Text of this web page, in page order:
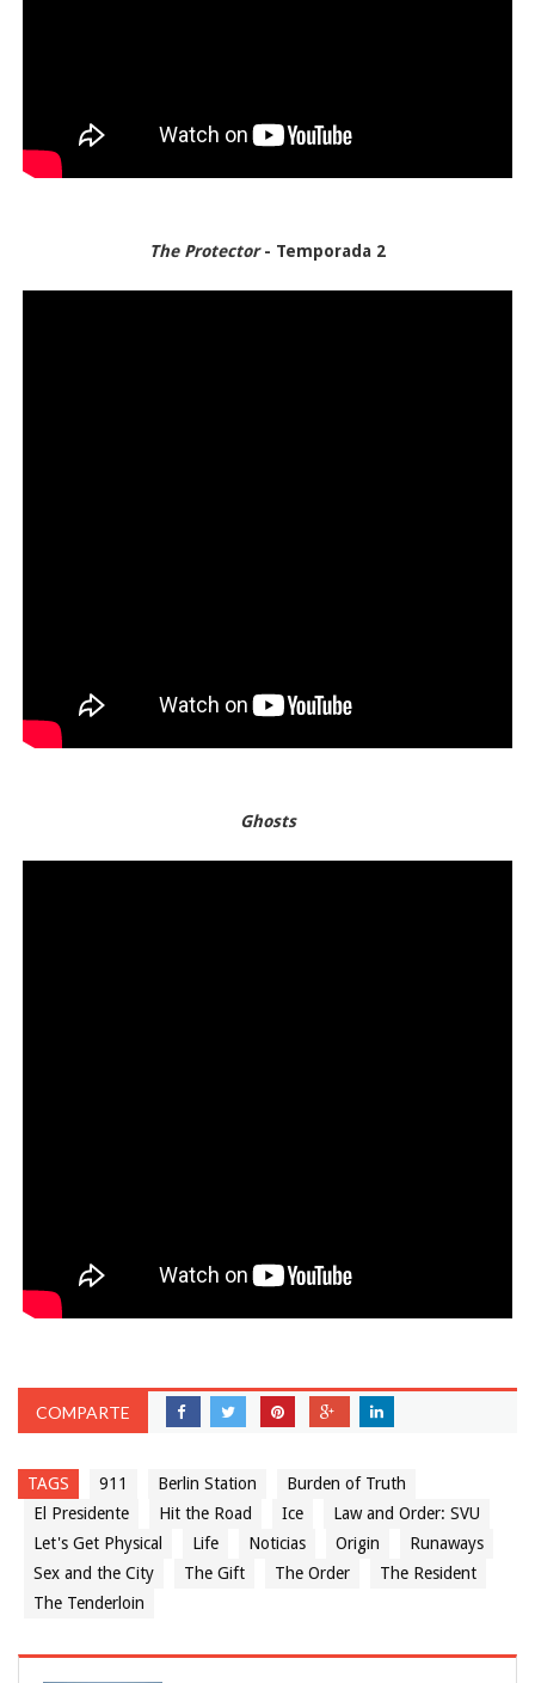
The Protector- Temporada 2
Ghosts
COMPARTE
TAGS 911 Berlin Station
Burden of Truth
El Presidente
Hit the Road Ice
Law and Order: SVU
Let's Get Physical
Life Noticias Origin
Runaways
Sex and the City
The Gift The Order
The Resident
The Tenderloin